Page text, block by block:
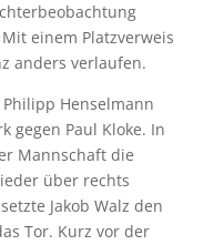
einem Platzverweis
anders verlaufen.
Henselmann
gegen Paul Kloke. In
Mannschaft die
über rechts
Jakob Walz den
Tor. Kurz vor der